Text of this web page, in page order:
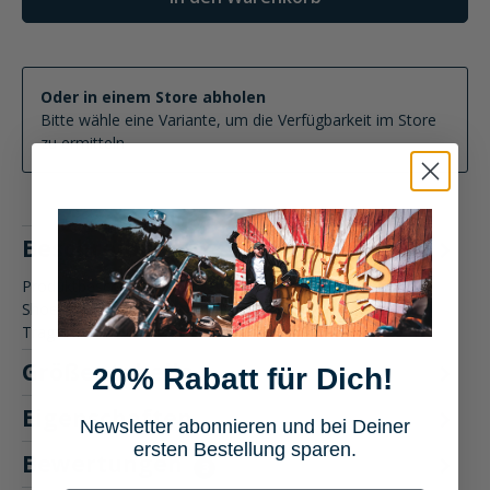
Oder in einem Store abholen
Bitte wähle eine Variante, um die Verfügbarkeit im Store
zu ermitteln
Beschreibung
Produktbeschreibung: Shoei Neotec 3 Motorradhelm Der
Shoei Neotec 3 vereint innovative Technik und höchsten
Tragekomfort in…Mehr
Größentabelle
Eigenschaften
Bewertungen
20% Rabatt für Dich!
Newsletter abonnieren und bei Deiner
ersten Bestellung sparen.